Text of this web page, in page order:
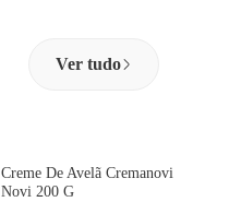
Ver tudo
Oferta Exclusiva Site
IMPORTADO
Creme De Avelã Cremanovi
Novi 200 G